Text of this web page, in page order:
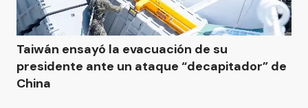
Taiwán ensayó la evacuación de su
presidente ante un ataque “decapitador” de
China